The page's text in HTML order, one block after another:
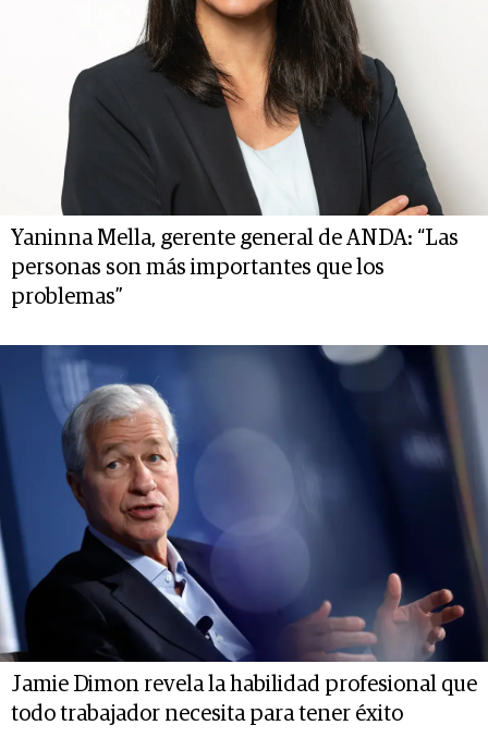
Yaninna Mella, gerente general de ANDA: “Las
personas son más importantes que los
problemas”
Jamie Dimon revela la habilidad profesional que
todo trabajador necesita para tener éxito